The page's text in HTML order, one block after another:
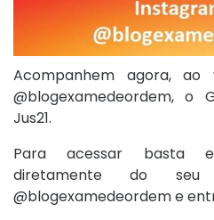
Acompanhem agora,
@blogexamedeordem, o
Jus21.
Para acessar basta
diretamente do
@blogexamedeordem e